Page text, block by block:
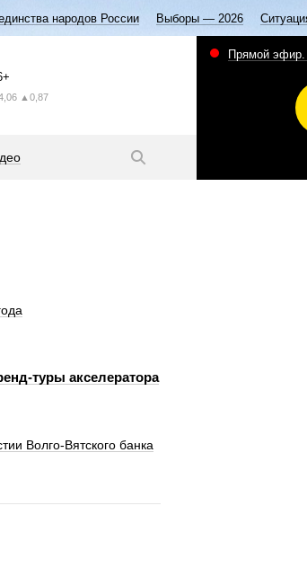
народов России Выборы — 2026
▲0,87
Прямой эфир.
туры акселератора
Волго-Вятского банка